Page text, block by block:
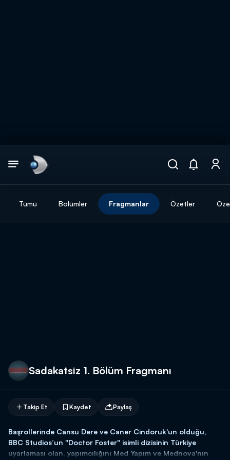
Tümü Bölümler Fragmanlar Özetler
Sadakatsiz 1. Bölüm Fragmanı
Takip Et Kaydet Paylaş
Başrollerinde Cansu Dere ve Caner Cindoruk'un olduğu,
BBC Studios’un "Doctor Foster" isimli dizisinin Türkiye
uyarlaması olan, yapımcılığını Med Yapım ve Mednova'nın